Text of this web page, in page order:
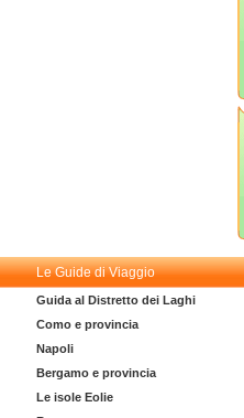
Le Guide di Viaggio
Guida al Distretto dei Laghi
Como e provincia
Napoli
Bergamo e provincia
Le isole Eolie